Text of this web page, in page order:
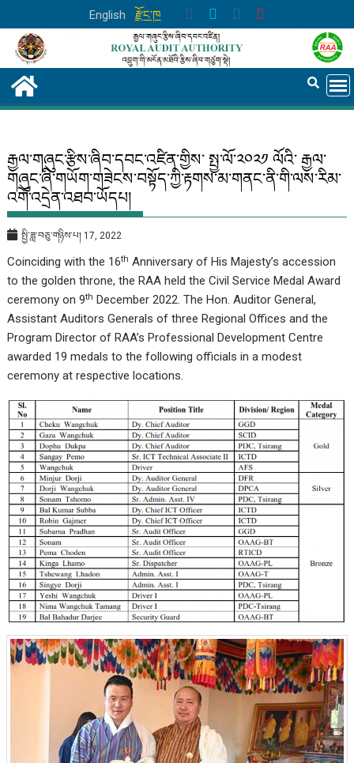
to
content
English རྫོང་ཁ
རྒྱལ་གཞུང་རྩིས་ཞིབ་དབང་འཛིན་གྱིས་ སྤྱ་ལོ་༢༠༢༡ ལོའི་ རྒྱལ་
གཞུང་ཞི་གཡོག་གཟེངས་བསྟོད་ཀྱི་རྟགས་མ་གནང་ནི་གི་ལས་རིམ་
འགོ་འདྲེན་འཐབ་ཡོདཔ།
སྤྱི་ཟླ་བཅུ་གཉིས་པ། 17, 2022
Coinciding with the 16th Anniversary of His Majesty’s accession
to the golden throne, the RAA held the Civil Service Medal Award
ceremony on 9th December 2022. The Hon. Auditor General,
Assistant Auditors Generals of three Regional Offices and the
Program Director of RAA’s Professional Development Centre
awarded 19 medals to the following officials in a modest
ceremony at respective locations.